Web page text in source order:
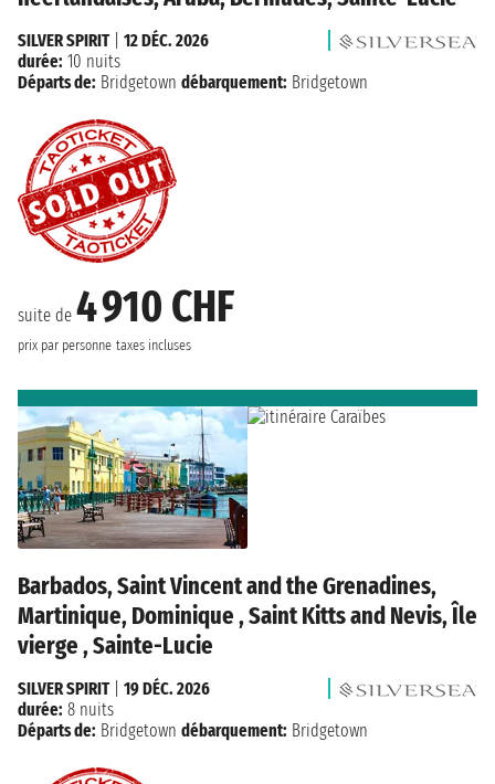
suite de 4 910 CHF
prix par personne taxes incluses
SILVER SPIRIT| 12 DÉC. 2026
durée: 10 nuits
Départs de: Bridgetown débarquement: Bridgetown
Barbados, Saint Vincent and the Grenadines,
Martinique, Dominique , Saint Kitts and Nevis, Île
vierge , Sainte-Lucie
SILVER SPIRIT| 19 DÉC. 2026
durée: 8 nuits
Départs de: Bridgetown débarquement: Bridgetown